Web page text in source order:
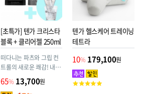
[초특가] 텐가 크리스타
블록 + 클리어젤 250ml
떠다니는 파츠와 그립 컨
트롤의 새로운 쾌감! 내부
디테일을 그대로 보여주
는 투명한 외관
65% 13,700원
텐가 헬스케어 트레이닝
테트라
10% 179,100원
고